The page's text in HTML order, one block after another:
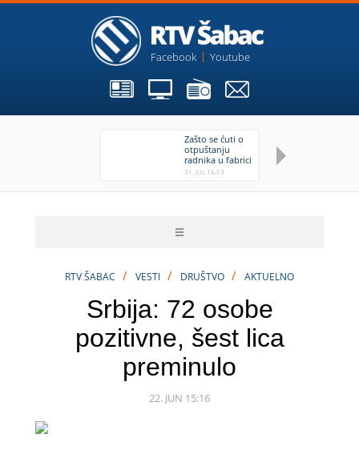
Facebook Youtube
Zašto se ćuti o
otpuštanju
radnika u fabrici
Jazaki?
31. JUL 16:13
RTV ŠABAC / VESTI / DRUŠTVO / AKTUELNO
Srbija: 72 osobe
pozitivne, šest lica
preminulo
22. JUN 15:16